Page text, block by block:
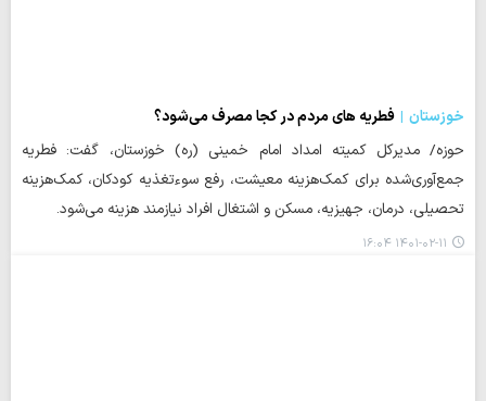
خوزستان
فطریه های مردم در کجا مصرف می‌شود؟
حوزه/ مدیرکل کمیته امداد امام خمینی (ره) خوزستان، گفت: فطریه
جمع‌آوری‌شده برای کمک‌هزینه معیشت، رفع سوءتغذیه کودکان، کمک‌هزینه
تحصیلی، درمان، جهیزیه، مسکن و اشتغال افراد نیازمند هزینه می‌شود.
۱۴۰۱-۰۲-۱۱ ۱۶:۰۴